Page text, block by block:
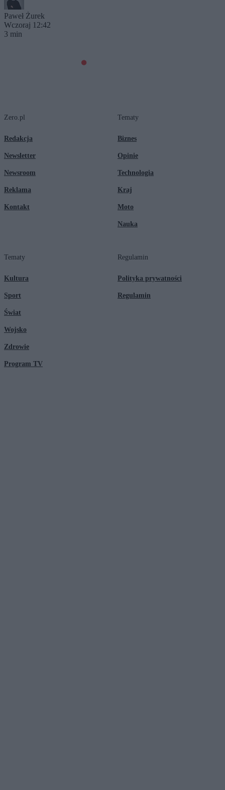
Paweł Żurek
Wczoraj 12:42
3 min
Zero.pl
Redakcja
Newsletter
Newsroom
Reklama
Kontakt
Tematy
Biznes
Opinie
Technologia
Kraj
Moto
Nauka
Tematy
Kultura
Sport
Świat
Wojsko
Zdrowie
Program TV
Regulamin
Polityka prywatności
Regulamin